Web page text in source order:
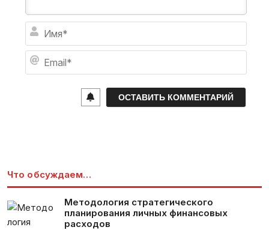
я
Что обсуждаем…
Методология стратегического
планирования личных финансовых
расходов